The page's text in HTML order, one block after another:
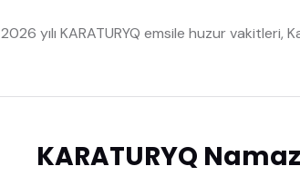
2026 yılı KARATURYQ emsile huzur
KARATURYQ